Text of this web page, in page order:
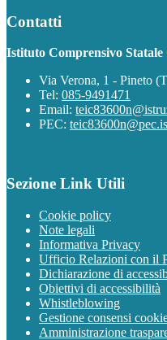
Contatti
Istituto Comprensivo
Via Verona, 1 - Pineto
Tel: 085-9491471
Email:
PEC:
Sezione Link Utili
Cookie policy
Note legali
Informativa Privacy
Ufficio Relazioni con il
Dichiarazione di
Obiettivi di accessibilità
Whistleblowing
Gestione consensi
Amministrazione